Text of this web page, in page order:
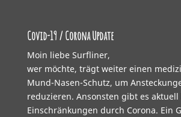
Covid-19 / Corona Update
Moin liebe Surfliner,
wer möchte, trägt weiter einen
Mund-Nasen-Schutz, um
reduzieren. Ansonsten gibt es
Einschränkungen durch Corona. Ein